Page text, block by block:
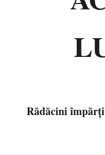
Rădăcini